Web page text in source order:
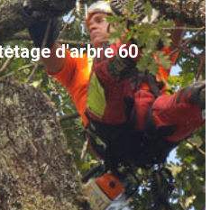
d'arbre 60